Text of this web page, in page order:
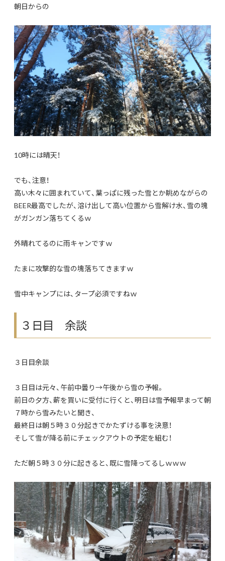
朝日からの
10時には晴天！
でも、注意！
高い木々に囲まれていて、葉っぱに残った雪とか眺めながらの
BEER最高でしたが、溶け出して高い位置から雪解け水、雪の塊
がガンガン落ちてくるｗ
外晴れてるのに雨キャンですｗ
たまに攻撃的な雪の塊落ちてきますｗ
雪中キャンプには、タープ必須ですねｗ
３日目 余談
３日目余談
３日目は元々、午前中曇り→午後から雪の予報。
前日の夕方、薪を買いに受付に行くと、明日は雪予報早まって朝
７時から雪みたいと聞き、
最終日は朝５時３０分起きでかたずける事を決意！
そして雪が降る前にチェックアウトの予定を組む！
ただ朝５時３０分に起きると、既に雪降ってるしｗｗｗ